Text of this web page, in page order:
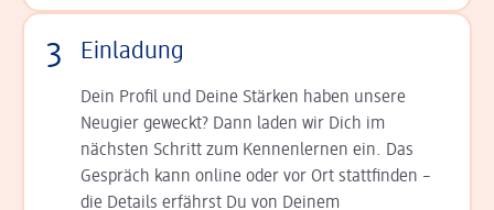
3 Einladung
Dein Profil und Deine Stär­ken haben unsere
Neugier geweckt? Dann laden wir Dich im
nächsten Schritt zum Kennen­lernen ein. Das
Gespräch kann online oder vor Ort statt­finden –
die Details er­fährst Du von Deinem